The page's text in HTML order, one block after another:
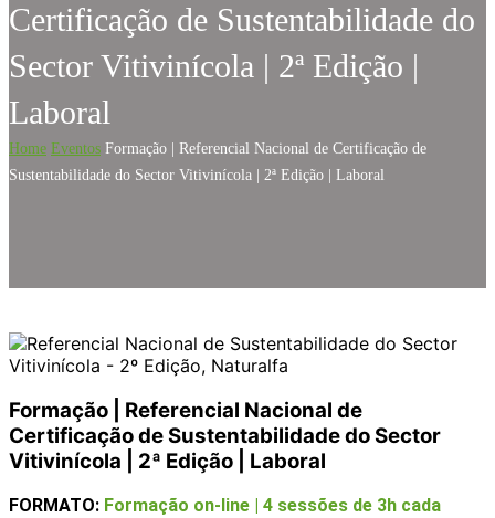
Certificação de Sustentabilidade do
Sector Vitivinícola | 2ª Edição |
Laboral
Home Eventos Formação | Referencial Nacional de Certificação de
Sustentabilidade do Sector Vitivinícola | 2ª Edição | Laboral
Formação | Referencial Nacional de
Certificação de Sustentabilidade do Sector
Vitivinícola | 2ª Edição | Laboral
FORMATO: Formação on-line | 4 sessões de 3h cada